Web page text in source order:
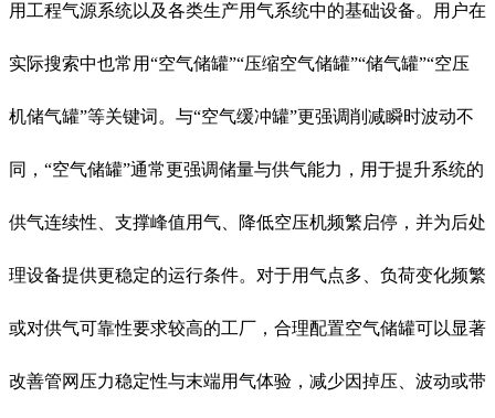
用工程气源系统以及各类生产用气系统中的基础设备。用户在
实际搜索中也常用“空气储罐”“压缩空气储罐”“储气罐”“空压
机储气罐”等关键词。与“空气缓冲罐”更强调削减瞬时波动不
同，“空气储罐”通常更强调储量与供气能力，用于提升系统的
供气连续性、支撑峰值用气、降低空压机频繁启停，并为后处
理设备提供更稳定的运行条件。对于用气点多、负荷变化频繁
或对供气可靠性要求较高的工厂，合理配置空气储罐可以显著
改善管网压力稳定性与末端用气体验，减少因掉压、波动或带